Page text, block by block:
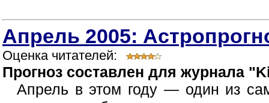
Апрель 2005:
Оценка читателей:
Прогноз составлен для журнала
Апрель в этом году — один из